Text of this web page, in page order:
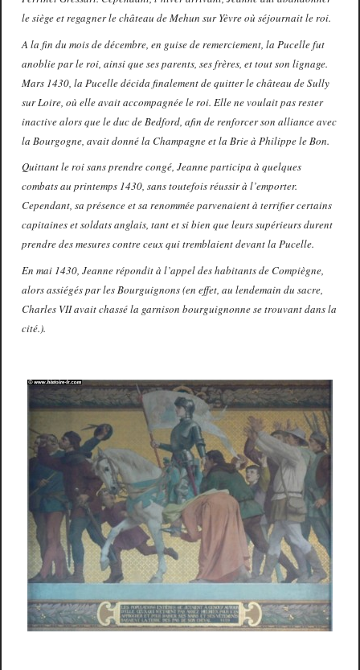
le siège et regagner le château de Mehun sur Yèvre où séjournait le roi.
A la fin du mois de décembre, en guise de remerciement, la Pucelle fut
anoblie par le roi, ainsi que ses parents, ses frères, et tout son lignage.
Mars 1430, la Pucelle décida finalement de quitter le château de Sully
sur Loire, où elle avait accompagnée le roi. Elle ne voulait pas rester
inactive alors que le duc de Bedford, afin de renforcer son alliance avec
la Bourgogne, avait donné la Champagne et la Brie à Philippe le Bon.
Quittant le roi sans prendre congé, Jeanne participa à quelques
combats au printemps 1430, sans toutefois réussir à l’emporter.
Cependant, sa présence et sa renommée parvenaient à terrifier certains
capitaines et soldats anglais, tant et si bien que leurs supérieurs durent
prendre des mesures contre ceux qui tremblaient devant la Pucelle.
En mai 1430, Jeanne répondit à l’appel des habitants de Compiègne,
alors assiégés par les Bourguignons (en effet, au lendemain du sacre,
Charles VII avait chassé la garnison bourguignonne se trouvant dans la
cité.).